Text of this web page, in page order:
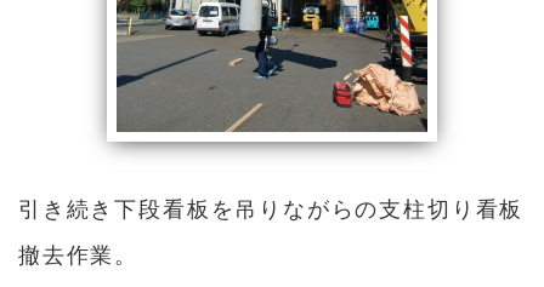
引き続き下段看板を吊りながらの支柱切り看板
撤去作業。